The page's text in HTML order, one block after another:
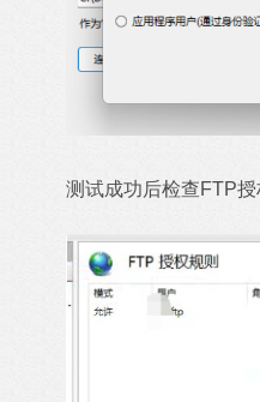
测试成功后检查FTP